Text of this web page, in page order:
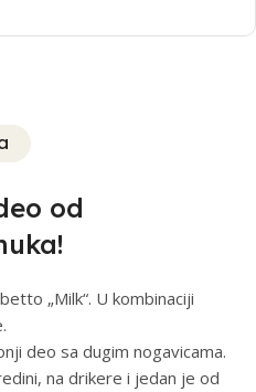
od
„Milk“. U kombinaciji
deo sa dugim nogavicama.
na drikere i jedan je od